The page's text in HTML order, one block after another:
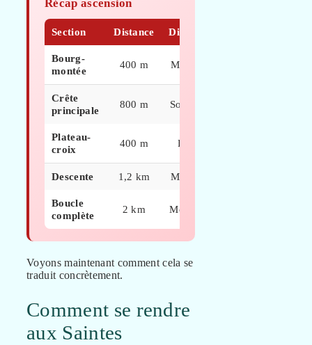
Récap ascension
Section Distance Difficulté
Bourg-
montée
400 m Modérée
Crête
principale
800 m Soutenue
Plateau-
croix
400 m Facile
Descente 1,2 km Modérée
Boucle
complète
2 km Moyenne
Voyons maintenant comment cela se
traduit concrètement.
Comment se rendre
aux Saintes